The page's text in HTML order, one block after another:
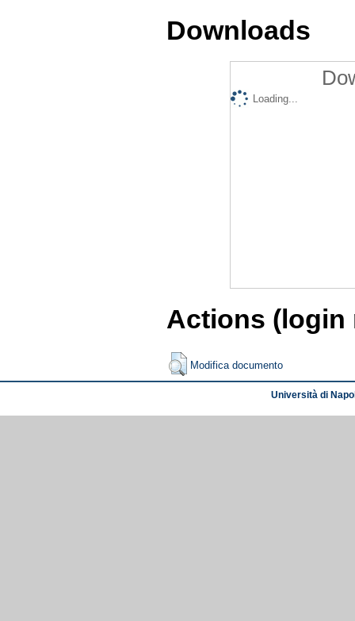
Downloads
Loading...
Actions (login
Modifica documento
Università di